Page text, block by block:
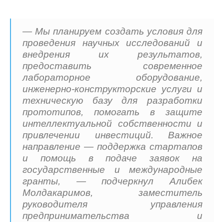
— Мы планируем создать условия для
проведения научных исследований и
внедрения их результатов,
предоставить современное
лабораторное оборудование,
инженерно-конструкторские услуги и
техническую базу для разработки
прототипов, помогать в защите
интеллектуальной собственности и
привлечении инвестиций. Важное
направление — поддержка стартапов
и помощь в подаче заявок на
государственные и международные
гранты, — подчеркнул Алибек
Молдакаримов, заместитель
руководителя управления
предпринимательства и